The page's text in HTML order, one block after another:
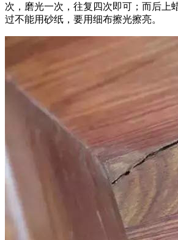
次，磨光一次，往复四次即可；而后上
过不能用砂纸，要用细布擦光擦亮。